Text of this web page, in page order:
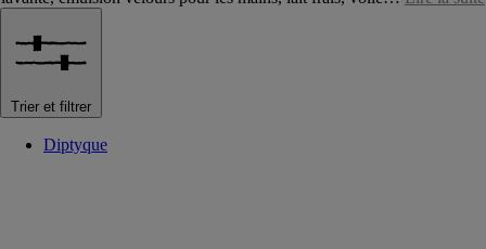
Trier et filtrer
Diptyque